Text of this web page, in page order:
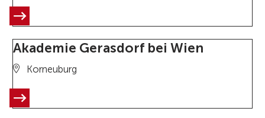
Akademie Gerasdorf bei Wien
Korneuburg